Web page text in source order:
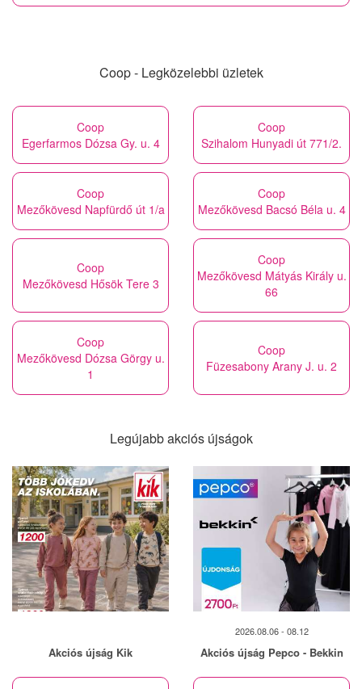
Coop - Legközelebbi üzletek
Coop
Egerfarmos Dózsa Gy. u. 4
Coop
Szihalom Hunyadi út 771/2.
Coop
Mezőkövesd Napfürdő út 1/a
Coop
Mezőkövesd Bacsó Béla u. 4
Coop
Mezőkövesd Hősök Tere 3
Coop
Mezőkövesd Mátyás Király u.
66
Coop
Mezőkövesd Dózsa Görgy u.
1
Coop
Füzesabony Arany J. u. 2
Legújabb akciós újságok
Akciós újság Kik
2026.08.06 - 08.12
Akciós újság Pepco - Bekkin